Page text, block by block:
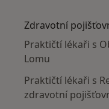
Zdravotní
Praktičtí lékaři s
Lomu
Praktičtí lékaři s
zdravotní